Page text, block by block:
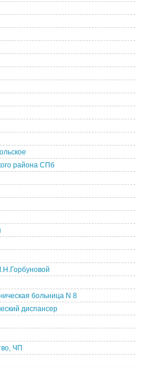
района СПб
больница N 8
диспансер
ЧП